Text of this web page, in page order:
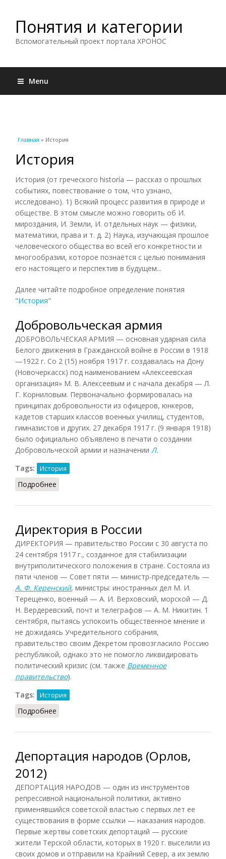
Понятия и категории
Вспомогательный проект портала ХРОНОС
Menu
Вы здесь
Главная » История
История
История (от греческого historía — рассказ о прошлых
событиях, повествование о том, что узнано,
исследовано). 1) Всякий процесс развития в природе и
обществе. В этом смысле можно говорить об И.
мироздания, И. Земли, И. отдельных наук — физики,
математики, права и т. д. 2) Наука, изучающая прошлое
человеческого общества во всей его конкретности и
многообразии, которое познаётся с целью понимания
его настоящего и перспектив в будущем...
Далее читайте подробное определение понятия
"История"
Добровольческая армия
ДОБРОВОЛЬЧЕСКАЯ АРМИЯ — основная ударная сила
Белого движения в Гражданской войне в России в 1918
—1922 г. Со 2 (15) ноября 1917 г. создавалась на Дону
(Новочеркасск) под наименованием «Алексеевская
организация» М. В. Алексеевым и с начала декабря — Л.
Г. Корниловым. Первоначально формировалась на
принципах добровольности из офицеров, юнкеров,
кадетов старших классов военных училищ, студентов,
гимназистов и других. 27 декабря 1917 г. (9 января 1918)
было официально объявлено в печати о создании
Добровольческой армии и назначении Л.
Tags:
История
Подробнее
Директория в России
ДИРЕКТОРИЯ — правительство России с 30 августа по
24 сентября 1917 г., созданное для стабилизации
внутриполитического положения в стране. Состояла из
пяти членов — Совет пяти — министр-председатель —
А. Ф. Керенский, министры: иностранных дел М. И.
Терещенко, военный — А. И. Верховский, морской — Д.
Н. Вердеревский, почт и телеграфов — А. М. Никитин. 1
сентября, пытаясь успокоить общественное мнение и
не дожидаясь Учредительного собрания,
правительство своим Декретом провозгласило Россию
республикой, однако это не помогло ликвидировать
политический кризис (см. также Временное
правительство).
Tags:
История
Подробнее
Депортация народов (Орлов,
2012)
ДЕПОРТАЦИЯ НАРОДОВ — один из инструментов
репрессивной национальной политики, активно
применявшийся советской властью с первых лет ее
существования в форме ссылки — наказания народов.
Первые жертвы советских депортаций — русские
жители Терской области, которых в 1920 г. выселили из
своих домов и отправили на Крайний Север, а их землю